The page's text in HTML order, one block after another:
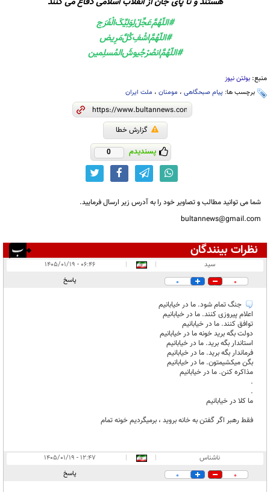
#اللّهُمَّ‌عَجِّلْ‌لِوَلِيِّکَ‌الْفَرَج
#اللّهُمَّ‌اشْفِ‌کُلَّ‌مَرِیض
#اللّهُمَّ‌انصُرْ‌جُیوشَ‌المُسلِمين
منبع: بولتن نیوز
برچسب ها: پیام صبحگاهی ، مومنان ، ملت ایران
گزارش خطا
پسندیدم 0
شما می توانید مطالب و تصاویر خود را به آدرس زیر ارسال فرمایید.
bultannews@gmail.com
نظرات بینندگان
در انتظار بررسی:
سید |
|
۰۶:۴۶ - ۱۴۰۵/۰۱/۱۹
0
0 پاسخ
جنگ تمام شود. ما در خیابانیم
اعلام پیروزی کنند. ما در خیابانیم
توافق کنند. ما در خیابانیم
دولت بگه برید خونه ما در خیابانیم
استاندار بگه برید. ما در خیابانیم
فرماندار بگه برید. ما در خیابانیم
بگن میکشیمتون. ما در خیابانیم
مذاکره کنن. ما در خیابانیم
.
.
ما کلا در خیابانیم
فقط رهبر اگر گفتن به خانه بروید ، برمیگردیم خونه تمام
ناشناس |
|
۱۲:۴۷ - ۱۴۰۵/۰۱/۱۹
0
0 پاسخ